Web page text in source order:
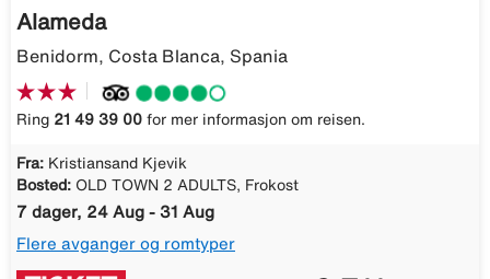
Alameda
Benidorm, Costa Blanca, Spania
Ring 21 49 39 00 for mer informasjon om reisen.
Fra: Kristiansand Kjevik
Bosted: OLD TOWN 2 ADULTS, Frokost
7 dager, 24 Aug - 31 Aug
Flere avganger og romtyper